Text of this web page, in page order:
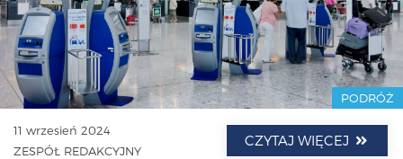
PODRÓŻ
11 wrzesień 2024
ZESPÓŁ REDAKCYJNY
CZYTAJ WIĘCEJ